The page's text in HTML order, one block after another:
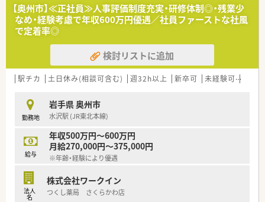
【奥州市】≪正社員≫人事評価制度充実・研修体制◎・残業少
なめ・経験考慮で年収600万円優遇／社員ファーストな社風
で定着率◎
検討リストに追加
駅チカ 土日休み(相談可含む) 週32h以上 新卒可 未経験可
勤務地
岩手県 奥州市
水沢駅 (JR東北本線)
給与
年収500万円～600万円
月給270,000円～375,000円
※年齢・経験により優遇
法人
名
株式会社ワークイン
つくし薬局 さくらかわ店